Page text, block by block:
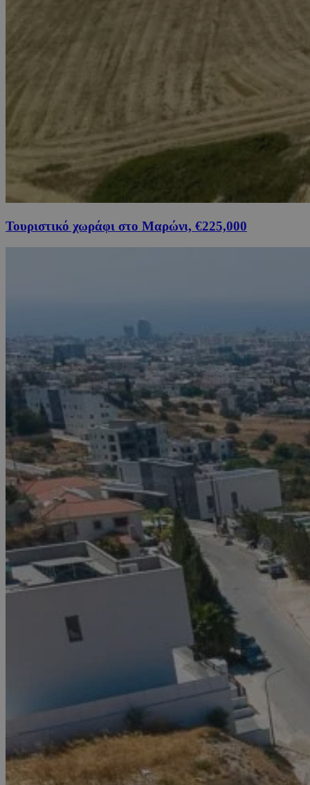
Τουριστικό χωράφι στο Μαρώνι, €225,000